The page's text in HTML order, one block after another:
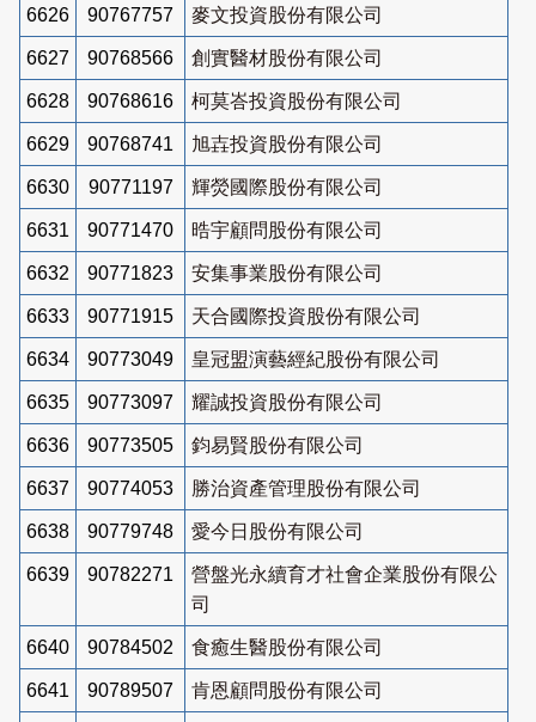
6626 90767757 麥文投資股份有限公司
6627 90768566 創實醫材股份有限公司
6628 90768616 柯莫峇投資股份有限公司
6629 90768741 旭壵投資股份有限公司
6630 90771197 輝熒國際股份有限公司
6631 90771470 晧宇顧問股份有限公司
6632 90771823 安集事業股份有限公司
6633 90771915 天合國際投資股份有限公司
6634 90773049 皇冠盟演藝經紀股份有限公司
6635 90773097 耀誠投資股份有限公司
6636 90773505 鈞易賢股份有限公司
6637 90774053 勝治資產管理股份有限公司
6638 90779748 愛今日股份有限公司
6639 90782271
營盤光永續育才社會企業股份有限公
司
6640 90784502 食癒生醫股份有限公司
6641 90789507 肯恩顧問股份有限公司